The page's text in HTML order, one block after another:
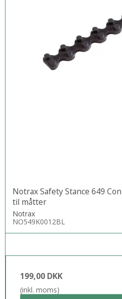
Notrax Safety Stance 649
til måtter
Notrax
NO549K0012BL
199,00 DKK
(inkl. moms)